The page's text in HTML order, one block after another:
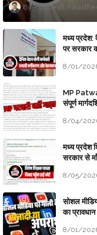
Updesh
मध्य प्रदेश:
पर सरकार
8/01/
MP
संपूर्ण
8/04/
मध्य प्रदेश
सरकार से
8/05/
सोशल
का
8/01/